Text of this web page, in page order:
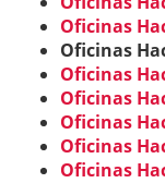
Oficinas
Oficinas
Oficinas
Oficinas
Oficinas
Oficinas
Oficinas